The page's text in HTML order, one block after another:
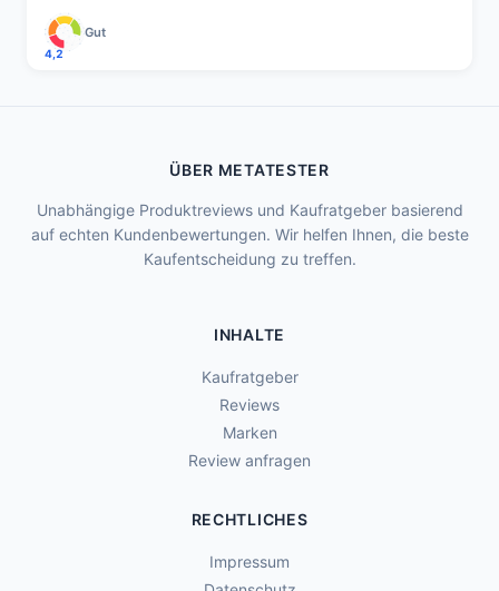
4,2
Gut
ÜBER METATESTER
Unabhängige Produktreviews und Kaufratgeber basierend
auf echten Kundenbewertungen. Wir helfen Ihnen, die beste
Kaufentscheidung zu treffen.
INHALTE
Kaufratgeber
Reviews
Marken
Review anfragen
RECHTLICHES
Impressum